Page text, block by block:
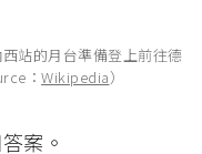
站的月台準備登上前往德
： Wikipedia）
案。